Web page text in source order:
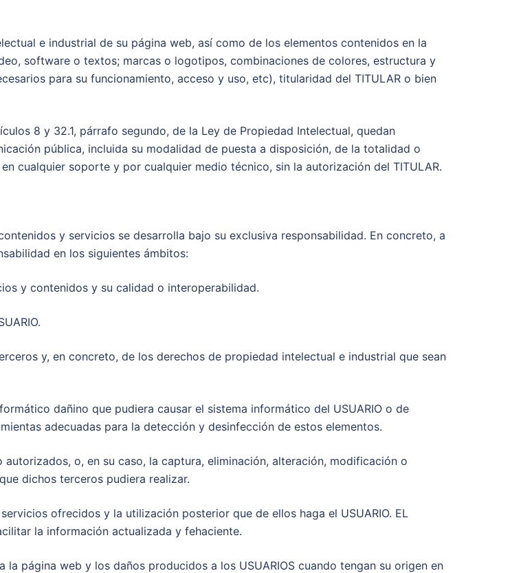
e industrial de su página web, así como de los elementos contenidos en la
software o textos; marcas o logotipos, combinaciones de colores, estructura y
para su funcionamiento, acceso y uso, etc), titularidad del TITULAR o bien
8 y 32.1, párrafo segundo, de la Ley de Propiedad Intelectual, quedan
pública, incluida su modalidad de puesta a disposición, de la totalidad o
cualquier soporte y por cualquier medio técnico, sin la autorización del TITULAR.
y servicios se desarrolla bajo su exclusiva responsabilidad. En concreto, a
en los siguientes ámbitos:
y contenidos y su calidad o interoperabilidad.
y, en concreto, de los derechos de propiedad intelectual e industrial que sean
dañino que pudiera causar el sistema informático del USUARIO o de
adecuadas para la detección y desinfección de estos elementos.
o, en su caso, la captura, eliminación, alteración, modificación o
dichos terceros pudiera realizar.
ofrecidos y la utilización posterior que de ellos haga el USUARIO. EL
la información actualizada y fehaciente.
página web y los daños producidos a los USUARIOS cuando tengan su origen en